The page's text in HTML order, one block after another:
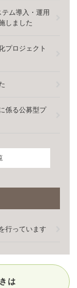
ム導入・運用
しました
プロジェクト
係る公募型プ
行っています
は